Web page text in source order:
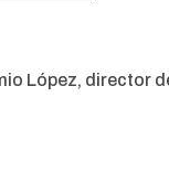
López, director